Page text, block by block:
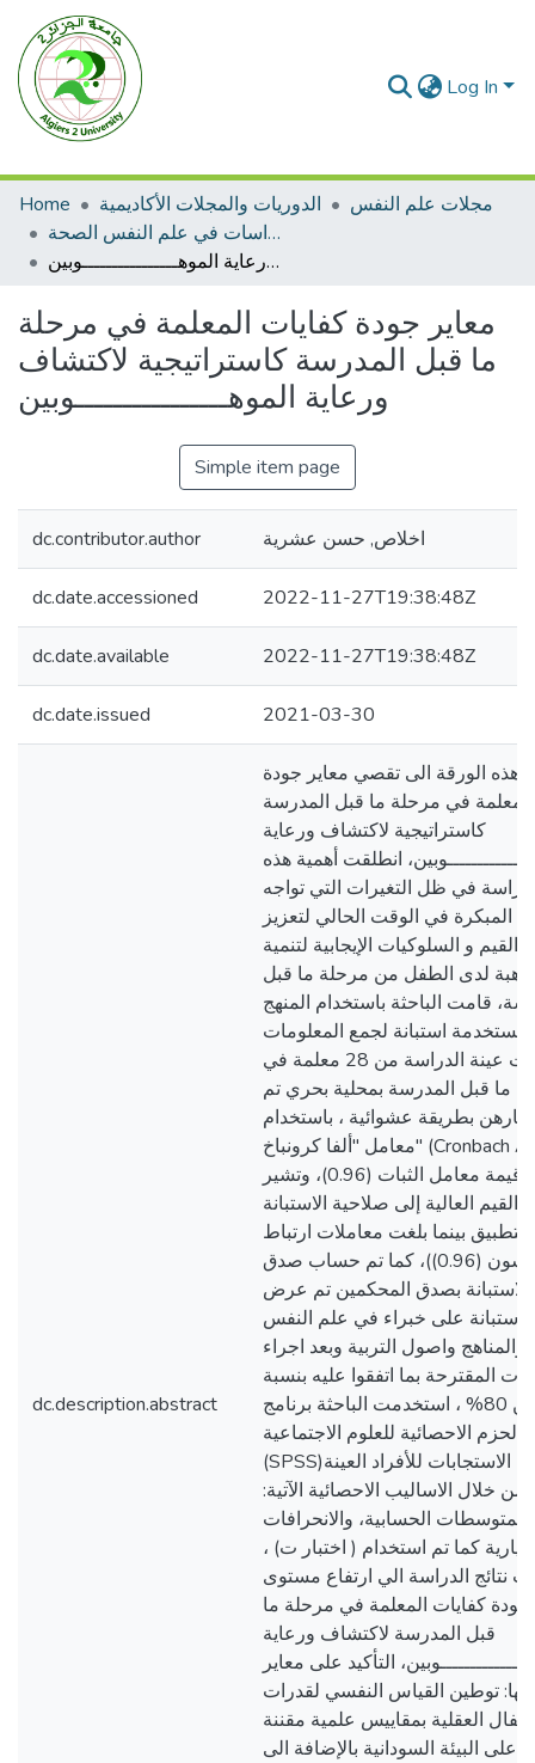
Log In
Home الدوريات والمجلات الأكاديمية
مجلات علم النفس
مجلة دراسات في علم النفس الصحة
معاير جودة كفايات المعلمة في مرحلة ما قبل المدرسة كاستراتيجية لاكتشاف ورعاية الموهــــــــــــــــوبين
معاير جودة كفايات المعلمة في مرحلة
ما قبل المدرسة كاستراتيجية لاكتشاف
ورعاية الموهــــــــــــــــوبين
Simple item page
dc.contributor.author اخلاص, حسن عشرية
dc.date.accessioned 2022-11-27T19:38:48Z
dc.date.available 2022-11-27T19:38:48Z
dc.date.issued 2021-03-30
dc.description.abstract
هذه الورقة الى تقصي معاير جودة
في مرحلة ما قبل المدرسة
كاستراتيجية لاكتشاف ورعاية
انطلقت أهمية هذه
في ظل التغيرات التي تواجه
المبكرة في الوقت الحالي لتعزيز
القيم و السلوكيات الإيجابية لتنمية
لدى الطفل من مرحلة ما قبل
قامت الباحثة باستخدام المنهج
استبانة لجمع المعلومات
وتكونت عينة الدراسة من 28 معلمة في
ما قبل المدرسة بمحلية بحري تم
بطريقة عشوائية ، باستخدام
معامل "ألفا كرونباخ" (Cronbach Alpha)
جاءت قيمة معامل الثبات (0.96)، وتشير
القيم العالية إلى صلاحية الاستبانة
للتطبيق بينما بلغت معاملات ارتباط
بيرسون (0.96))، كما تم حساب صدق
الاستبانة بصدق المحكمين تم عرض
الاستبانة على خبراء في علم النفس
والمناهج واصول التربية وبعد اجراء
المقترحة بما اتفقوا عليه بنسبة
أكثر من 80% ، استخدمت الباحثة برنامج
الحزم الاحصائية للعلوم الاجتماعية
(SPSS)تم تحليل الاستجابات للأفراد العينة
من خلال الاساليب الاحصائية الآتية:
المتوسطات الحسابية، والانحرافات
كما تم استخدام ( اختبار ت) ،
نتائج الدراسة الي ارتفاع مستوى
جودة كفايات المعلمة في مرحلة ما
قبل المدرسة لاكتشاف ورعاية
التأكيد على معاير
توطين القياس النفسي لقدرات
العقلية بمقاييس علمية مقننة
على البيئة السودانية بالإضافة الى